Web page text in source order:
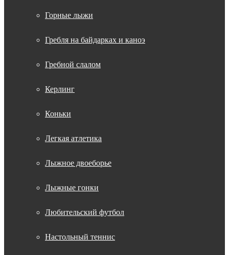
Горные лыжи
Гребля на байдарках и каноэ
Гребной слалом
Керлинг
Коньки
Легкая атлетика
Лыжное двоеборье
Лыжные гонки
Любительский футбол
Настольный теннис